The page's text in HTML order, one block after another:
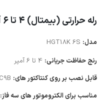
رله حرارتی (بیمتال) 4 تا 6 آمپر هیوندای سری HGT18
مدل:
رنج حفاظت جریانی:
قابل نصب بر روی کنتاکتور های:
مناسب برای الکتروموتور های سه فاز: